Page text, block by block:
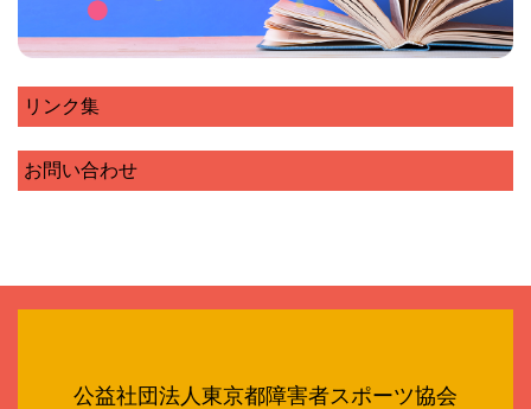
リンク集
お問い合わせ
公益社団法人東京都障害者スポーツ協会